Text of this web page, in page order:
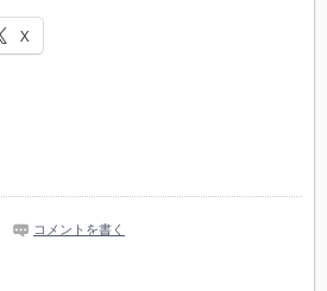
X
コメントを書く